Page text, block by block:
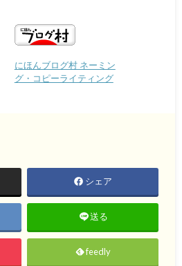
にほんブログ村 ネーミン
グ・コピーライティング
シェア
送る
feedly